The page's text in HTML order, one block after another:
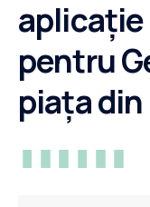
pentru
piața